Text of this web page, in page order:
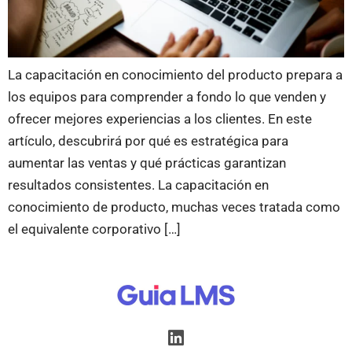
La capacitación en conocimiento del producto prepara a
los equipos para comprender a fondo lo que venden y
ofrecer mejores experiencias a los clientes. En este
artículo, descubrirá por qué es estratégica para
aumentar las ventas y qué prácticas garantizan
resultados consistentes. La capacitación en
conocimiento de producto, muchas veces tratada como
el equivalente corporativo […]